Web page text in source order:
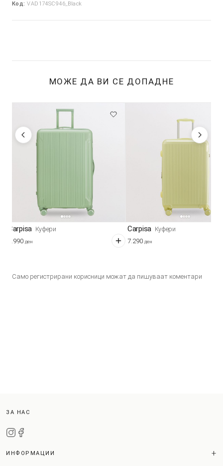
Код: VAD174SC946_Black
МОЖЕ ДА ВИ СЕ ДОПАДНЕ
Carpisa Куфери
9.990 ден
Carpisa Куфери
7.290 ден
Само регистрирани корисници можат да пишуваат коментари
ЗА НАС
ИНФОРМАЦИИ